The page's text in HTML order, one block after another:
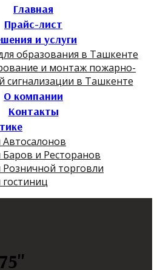
Главная
Прайс-лист
и услуги
образования в Ташкенте
и монтаж пожарно-
сигнализации в Ташкенте
О компании
Контакты
и Ресторанов
торговли